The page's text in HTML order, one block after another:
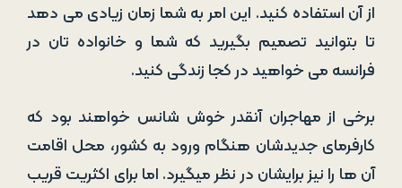
از آن استفاده کنید. این امر به شما زمان زیادی می دهد
تا بتوانید تصمیم بگیرید که شما و خانواده تان در
فرانسه می خواهید در کجا زندگی کنید.
برخی از مهاجران آنقدر خوش شانس خواهند بود که
کارفرمای جدیدشان هنگام ورود به کشور، محل اقامت
آن ها را نیز برایشان در نظر میگیرد. اما برای اکثریت قریب